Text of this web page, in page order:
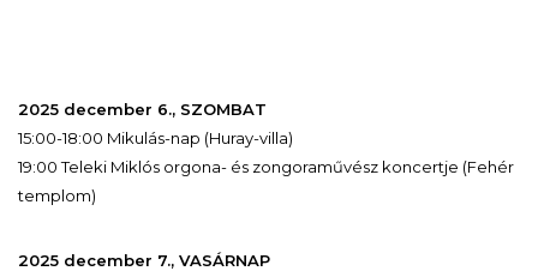
2025 december 6., SZOMBAT
15:00-18:00 Mikulás-nap (Huray-villa)
19:00 Teleki Miklós orgona- és zongoraművész koncertje (Fehér
templom)
2025 december 7., VASÁRNAP